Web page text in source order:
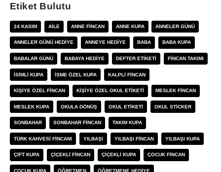
Etiket Bulutu
24 KASIM AILE ANNE FINCAN ANNE KUPA ANNELER GÜNÜ
ANNELER GÜNÜ HEDIYE ANNEYE HEDIYE BABA BABA KUPA
BABALAR GÜNÜ BABAYA HEDIYE DEFTER ETIKETI FINCAN TAKIMI
ISIMLI KUPA ISME ÖZEL KUPA KALPLI FINCAN
KIŞIYE ÖZEL FINCAN KIŞIYE ÖZEL OKUL ETIKETI MESLEK FINCAN
MESLEK KUPA OKULA DÖNÜŞ OKUL ETIKETI OKUL STICKER
SONBAHAR SONBAHAR FINCAN TAKIM KUPA
TÜRK KAHVESI FINCANI YILBAŞI YILBAŞI FINCAN YILBAŞI KUPA
ÇIFT KUPA ÇIÇEKLI FINCAN ÇIÇEKLI KUPA ÇOCUK FINCAN
ÇOCUK KUPA ÖĞRETMEN ÖĞRETMENE HEDIYE